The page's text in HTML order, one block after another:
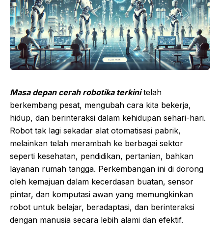
Masa depan cerah robotika terkinitelah
berkembang pesat, mengubah cara kita bekerja,
hidup, dan berinteraksi dalam kehidupan sehari-hari.
Robot tak lagi sekadar alat otomatisasi pabrik,
melainkan telah merambah ke berbagai sektor
seperti kesehatan, pendidikan, pertanian, bahkan
layanan rumah tangga. Perkembangan ini di dorong
oleh kemajuan dalam kecerdasan buatan, sensor
pintar, dan komputasi awan yang memungkinkan
robot untuk belajar, beradaptasi, dan berinteraksi
dengan manusia secara lebih alami dan efektif.